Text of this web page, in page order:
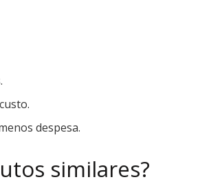
despesa.
similares?